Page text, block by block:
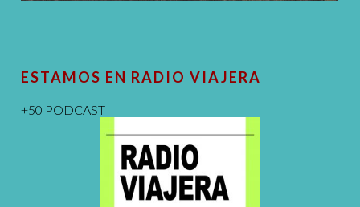
ESTAMOS EN RADIO VIAJERA
+50 PODCAST